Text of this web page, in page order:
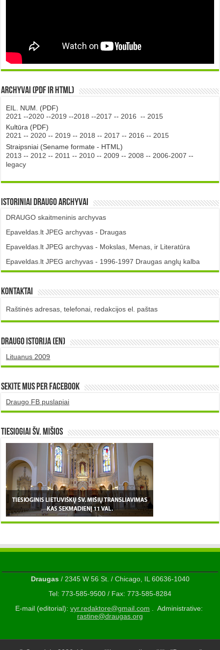
Archyvai (PDF ir HTML)
EIL. NUM. (PDF)
2021 --2020 --2019 --2018 --2017 -- 2016 -- 2015
Kultūra (PDF)
2021 -- 2020 -- 2019 -- 2018 -- 2017 -- 2016 -- 2015
Straipsniai (Sename formate - HTML)
2013 -- 2012 -- 2011 -- 2010 -- 2009 -- 2008 -- 2006-2007 --
legacy
Istoriniai DRAUGO Archyvai
DRAUGO skaitmeninis archyvas
Epaveldas.lt JPEG archyvas - Draugas
Epaveldas.lt JPEG archyvas - Mokslas, Menas, ir Literatūra
Epaveldas.lt JPEG archyvas - 1996-1997 Draugas anglų kalba
Kontaktai
Raštinės adresas, telefonai, redakcijos el. paštas
DRAUGO istorija (EN)
Lituanus 2009
Sekite mus per Facebook
Draugo FB puslapiai
TIESIOGIAI šv. MIŠIOS
Draugas/ 2345 W 56 St. / Chicago, IL 60636-1040
Tel: 773-585-9500 / Fax: 773-585-8284
E-mail (editorial): vyr.redaktore@gmail.com . Administrative:
rastine@draugas.org